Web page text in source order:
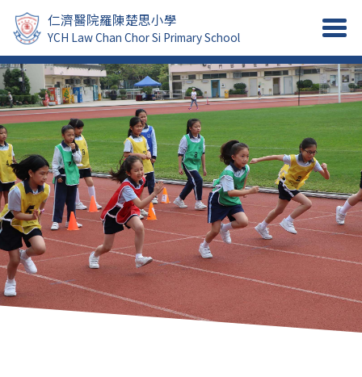
仁濟醫院羅陳楚思小學
YCH Law Chan Chor Si Primary School